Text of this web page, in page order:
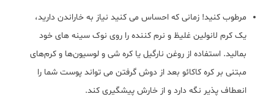
مرطوب کنید! زمانی که احساس می کنید نیاز به خاراندن دارید،
یک کرم لانولین غلیظ و نرم کننده را روی نوک سینه های خود
بمالید. استفاده از روغن نارگیل یا کره شی و لوسیون‌ها و کرم‌های
مبتنی بر کره کاکائو بعد از دوش گرفتن می تواند پوست شما را
انعطاف پذیر نگه دارد و از خارش پیشگیری کند.